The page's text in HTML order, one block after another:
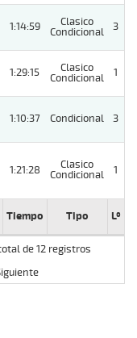
1:14:59
Clasico
Condicional
3
1:29:15
Clasico
Condicional
1
1:10:37 Condicional 3
1:21:28
Clasico
Condicional
1
Tiempo Tipo Lº
de 12 registros